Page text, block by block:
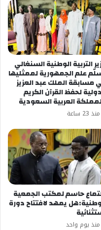
التربية الوطنية السنغالي
علم الجمهورية لممثليها
مسابقة الملك عبد العزيز
لحفظ القرآن الكريم
العربية السعودية
منذ 23 ساعة
حاسم لمكتب الجمعية
يمهد لافتتاح دورة
منذ يوم واحد